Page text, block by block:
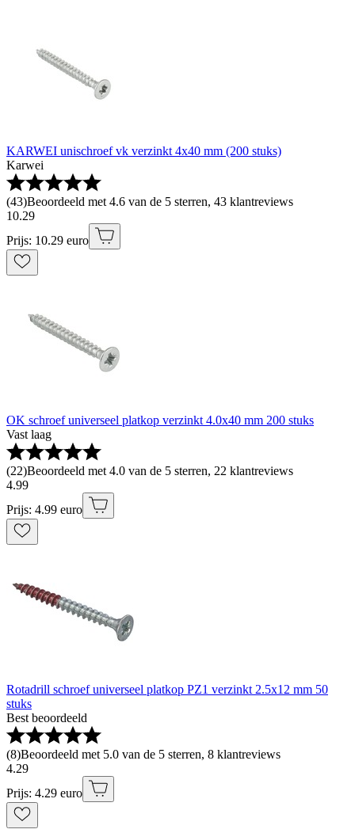
KARWEI unischroef vk verzinkt 4x40 mm (200 stuks)
Karwei
(43)Beoordeeld met 4.6 van de 5 sterren, 43 klantreviews
10.29
Prijs: 10.29 euro
OK schroef universeel platkop verzinkt 4.0x40 mm 200 stuks
Vast laag
(22)Beoordeeld met 4.0 van de 5 sterren, 22 klantreviews
4.99
Prijs: 4.99 euro
Rotadrill schroef universeel platkop PZ1 verzinkt 2.5x12 mm 50
stuks
Best beoordeeld
(8)Beoordeeld met 5.0 van de 5 sterren, 8 klantreviews
4.29
Prijs: 4.29 euro